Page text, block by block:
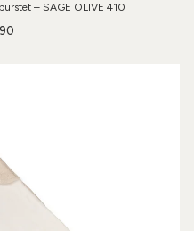
– SAGE OLIVE 410